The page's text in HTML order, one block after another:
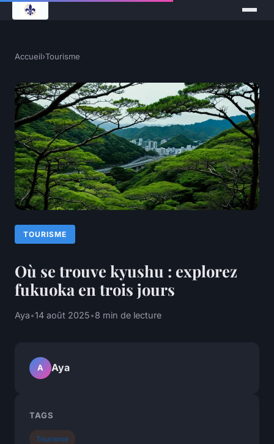
Accueil›Tourisme
TOURISME
Où se trouve kyushu : explorez
fukuoka en trois jours
Aya•14 août 2025•8 min de lecture
A Aya
TAGS
Tourisme